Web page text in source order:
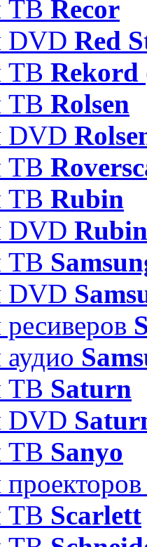
ТВ Recor
DVD Red
ТВ Rekord
ТВ Rolsen
DVD
ТВ
ТВ Rubin
DVD Rubin
ТВ
DVD
ТВ Saturn
DVD
ТВ Sanyo
ТВ Scarlett